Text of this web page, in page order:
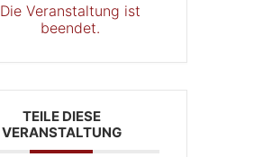
Die Veranstaltung ist
beendet.
TEILE DIESE
VERANSTALTUNG